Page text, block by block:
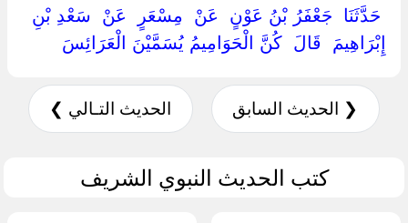
‏ ‏حَدَّثَنَا ‏ ‏جَعْفَرُ بْنُ عَوْنٍ ‏ ‏عَنْ ‏ ‏مِسْعَرٍ ‏ ‏عَنْ ‏ ‏سَعْدِ بْنِ
إِبْرَاهِيمَ ‏ ‏قَالَ ‏ ‏كُنَّ الْحَوَامِيمُ يُسَمَّيْنَ الْعَرَائِسَ ‏
❮ الحديث السابق الحديث التـالي ❯
كتب الحديث النبوي الشريف